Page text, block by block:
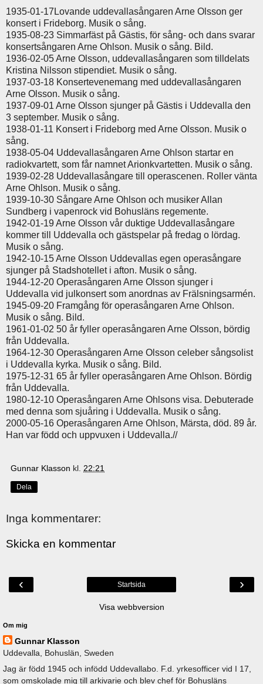
1935-01-17Lovande uddevallasångaren Arne Olsson ger
konsert i Frideborg. Musik o sång.
1935-08-23 Simmarfäst på Gästis, för sång- och dans svarar
konsertsångaren Arne Ohlson. Musik o sång. Bild.
1936-02-05 Arne Olsson, uddevallasångaren som tilldelats
Kristina Nilsson stipendiet. Musik o sång.
1937-03-18 Konsertevenemang med uddevallasångaren
Arne Olsson. Musik o sång.
1937-09-01 Arne Olsson sjunger på Gästis i Uddevalla den
3 september. Musik o sång.
1938-01-11 Konsert i Frideborg med Arne Olsson. Musik o
sång.
1938-05-04 Uddevallasångaren Arne Ohlson startar en
radiokvartett, som får namnet Arionkvartetten. Musik o sång.
1939-02-28 Uddevallasångare till operascenen. Roller vänta
Arne Ohlson. Musik o sång.
1939-10-30 Sångare Arne Ohlson och musiker Allan
Sundberg i vapenrock vid Bohusläns regemente.
1942-01-19 Arne Olsson vår duktige Uddevallasångare
kommer till Uddevalla och gästspelar på fredag o lördag.
Musik o sång.
1942-10-15 Arne Olsson Uddevallas egen operasångare
sjunger på Stadshotellet i afton. Musik o sång.
1944-12-20 Operasångaren Arne Olsson sjunger i
Uddevalla vid julkonsert som anordnas av Frälsningsarmén.
1945-09-20 Framgång för operasångaren Arne Ohlson.
Musik o sång. Bild.
1961-01-02 50 år fyller operasångaren Arne Olsson, bördig
från Uddevalla.
1964-12-30 Operasångaren Arne Olsson celeber sångsolist
i Uddevalla kyrka. Musik o sång. Bild.
1975-12-31 65 år fyller operasångaren Arne Ohlson. Bördig
från Uddevalla.
1980-12-10 Operasångaren Arne Ohlsons visa. Debuterade
med denna som sjuåring i Uddevalla. Musik o sång.
2000-05-16 Operasångaren Arne Ohlson, Märsta, död. 89 år.
Han var född och uppvuxen i Uddevalla.//
Gunnar Klasson kl. 22:21
Dela
Inga kommentarer:
Skicka en kommentar
‹ ›
Startsida
Visa webbversion
Om mig
Gunnar Klasson
Uddevalla, Bohuslän, Sweden
Jag är född 1945 och infödd Uddevallabo. F.d. yrkesofficer vid I 17,
som omskolade mig till arkivarie och blev chef för Bohusläns